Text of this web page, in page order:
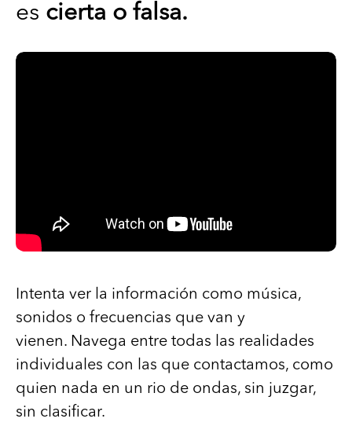
es cierta o falsa.
Intenta ver la información como música,
sonidos o frecuencias que van y
vienen. Navega entre todas las realidades
individuales con las que contactamos, como
quien nada en un rio de ondas, sin juzgar,
sin clasificar.